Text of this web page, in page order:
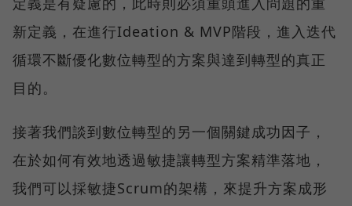
新定義，在進行Ideation & MVP階段，進入迭代
循環不斷優化數位轉型的方案與達到轉型的真正
目的。
接著我們談到數位轉型的另一個關鍵成功因子，
在於如何有效地透過敏捷讓轉型方案精準落地，
我們可以採敏捷Scrum的架構，來提升方案成形